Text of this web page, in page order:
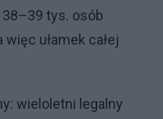
38–39 tys. osób
ułamek całej
wieloletni legalny